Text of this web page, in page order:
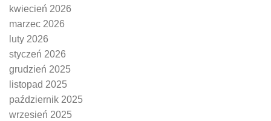
kwiecień 2026
marzec 2026
luty 2026
styczeń 2026
grudzień 2025
listopad 2025
październik 2025
wrzesień 2025